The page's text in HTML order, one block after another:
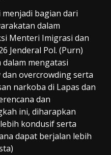
bagian dari
dalam
Menteri Imigrasi dan
Jenderal Pol. (Purn)
mengatasi
overcrowding serta
narkoba di Lapas dan
dan
ini, diharapkan
kondusif serta
dapat berjalan lebih